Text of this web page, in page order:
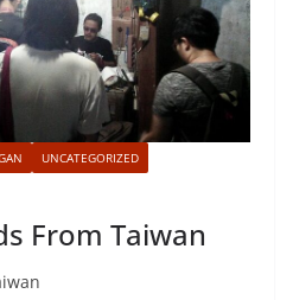
UNCATEGORIZED
From Taiwan